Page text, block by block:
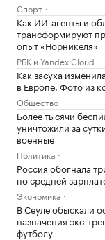
Спорт
Как ИИ-агенты и
трансформируют
опыт «Норникеля»
РБК и Yandex Cloud
Как засуха
в Европе. Фото из
Общество
Более тысячи
уничтожили за
военные
Политика
Россия обогнала
по средней
Экономика
В Сеуле обыскали
назначения экс-
футболу